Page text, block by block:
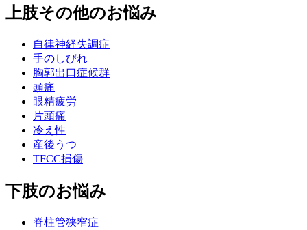
上肢その他のお悩み
自律神経失調症
手のしびれ
胸郭出口症候群
頭痛
眼精疲労
片頭痛
冷え性
産後うつ
TFCC損傷
下肢のお悩み
脊柱管狭窄症